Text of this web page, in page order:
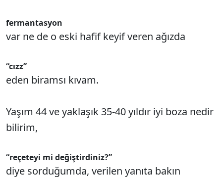
fermantasyon
var ne de o eski hafif keyif veren ağızda
“cızz”
eden biramsı kıvam.
Yaşım 44 ve yaklaşık 35-40 yıldır iyi boza nedir
bilirim,
“reçeteyi mi değiştirdiniz?”
diye sorduğumda, verilen yanıta bakın